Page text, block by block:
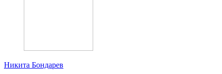
Никита Бондарев